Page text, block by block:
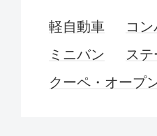
軽自動車
コ
ミニバン
ス
クーペ・オープ